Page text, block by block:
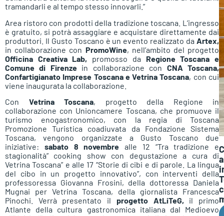
tramandarli e al tempo stesso innovarli.”
Area ristoro con prodotti della tradizione toscana. L’ingresso
è gratuito, si potrà assaggiare e acquistare direttamente dai
produttori. Il Gusto Toscano è un evento realizzato da Artex,
in collaborazione con PromoWine, nell’ambito del progetto
Officina Creativa Lab, promosso da Regione Toscana e
Comune di Firenzein collaborazione con CNA Toscana,
Confartigianato Imprese Toscana e Vetrina Toscana, con cui
viene inaugurata la collaborazione.
Con Vetrina Toscana, progetto della Regione in
collaborazione con Unioncamere Toscana, che promuove il
turismo enogastronomico, con la regia di Toscana
Promozione Turistica coadiuvata da Fondazione Sistema
Toscana, vengono organizzate a Gusto Toscano due
iniziative: sabato 8 novembre alle 12 “Tra tradizione e
stagionalità” cooking show con degustazione a cura di
Vetrina Toscana” e alle 17 “Storie di cibi e di parole. La lingua
del cibo in un progetto innovativo”, con interventi della
professoressa Giovanna Frosini, della dottoressa Daniela
Mugnai per Vetrina Toscana, della giornalista Francesca
Pinochi. Verrà presentato il progetto AtLiTeG, il primo
Atlante della cultura gastronomica italiana dal Medioevo